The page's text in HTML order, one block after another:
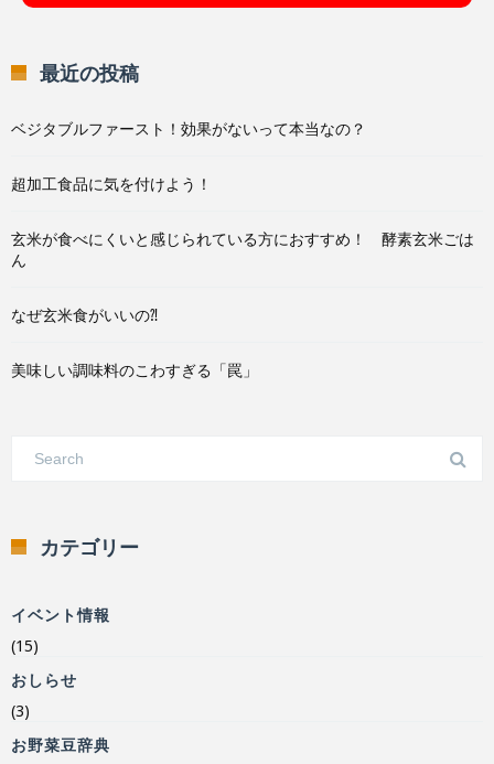
最近の投稿
ベジタブルファースト！効果がないって本当なの？
超加工食品に気を付けよう！
玄米が食べにくいと感じられている方におすすめ！ 酵素玄米ごは
ん
なぜ玄米食がいいの⁈
美味しい調味料のこわすぎる「罠」
カテゴリー
イベント情報
(15)
おしらせ
(3)
お野菜豆辞典